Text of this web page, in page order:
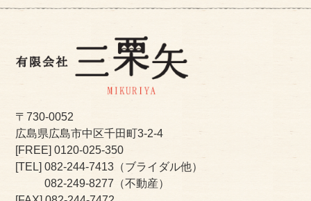
〒730-0052
広島県広島市中区千田町3-2-4
[FREE]0120-025-350
[TEL] 082-244-7413 （ブライダル他）
082-249-8277 （不動産）